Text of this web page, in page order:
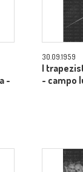
-
30.09.1959
I
- campo